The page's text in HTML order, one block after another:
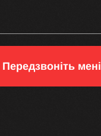
Передзвоніть мені